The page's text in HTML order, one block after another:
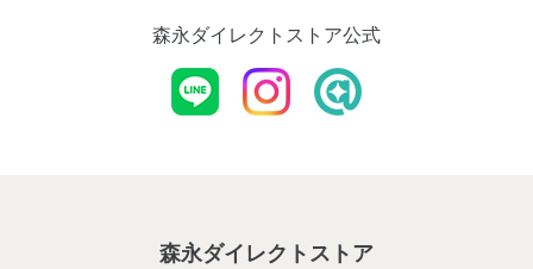
森永ダイレクトストア公式
森永ダイレクトストア